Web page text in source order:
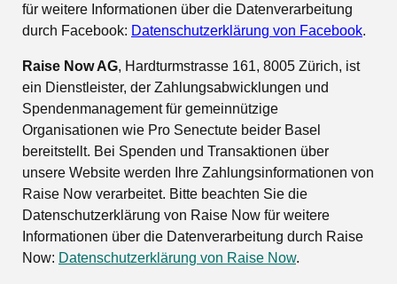
für weitere Informationen über die Datenverarbeitung
durch Facebook: Datenschutzerklärung von Facebook.
Raise Now AG, Hardturmstrasse 161, 8005 Zürich, ist
ein Dienstleister, der Zahlungsabwicklungen und
Spendenmanagement für gemeinnützige
Organisationen wie Pro Senectute beider Basel
bereitstellt. Bei Spenden und Transaktionen über
unsere Website werden Ihre Zahlungsinformationen von
Raise Now verarbeitet. Bitte beachten Sie die
Datenschutzerklärung von Raise Now für weitere
Informationen über die Datenverarbeitung durch Raise
Now: Datenschutzerklärung von Raise Now.